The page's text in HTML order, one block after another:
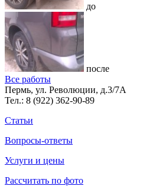
до
после
Все работы
Пермь, ул. Революции, д.3/7А
Тел.: 8 (922) 362-90-89
Статьи
Вопросы-ответы
Услуги и цены
Рассчитать по фото